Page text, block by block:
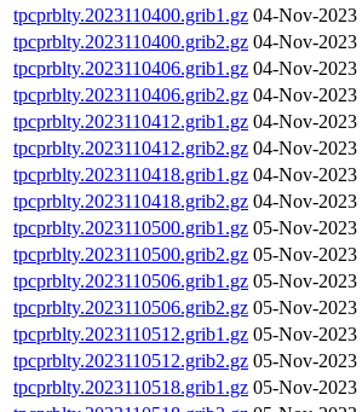
tpcprblty.2023110400.grib1.gz 04-Nov-2023
tpcprblty.2023110400.grib2.gz 04-Nov-2023
tpcprblty.2023110406.grib1.gz 04-Nov-2023
tpcprblty.2023110406.grib2.gz 04-Nov-2023
tpcprblty.2023110412.grib1.gz 04-Nov-2023
tpcprblty.2023110412.grib2.gz 04-Nov-2023
tpcprblty.2023110418.grib1.gz 04-Nov-2023
tpcprblty.2023110418.grib2.gz 04-Nov-2023
tpcprblty.2023110500.grib1.gz 05-Nov-2023
tpcprblty.2023110500.grib2.gz 05-Nov-2023
tpcprblty.2023110506.grib1.gz 05-Nov-2023
tpcprblty.2023110506.grib2.gz 05-Nov-2023
tpcprblty.2023110512.grib1.gz 05-Nov-2023
tpcprblty.2023110512.grib2.gz 05-Nov-2023
tpcprblty.2023110518.grib1.gz 05-Nov-2023